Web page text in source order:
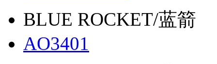
BLUE ROCKET/蓝箭
AO3401